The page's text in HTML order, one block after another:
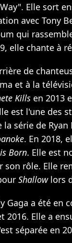
Elle sort
avec Tony
qui
elle chante à
de
et à la
Kills en 2013
est l'une des
la série de
. En 2018,
Born. Elle est
son rôle. Elle
Shallowlors
Gaga a été en
2016. Elle a
séparée en